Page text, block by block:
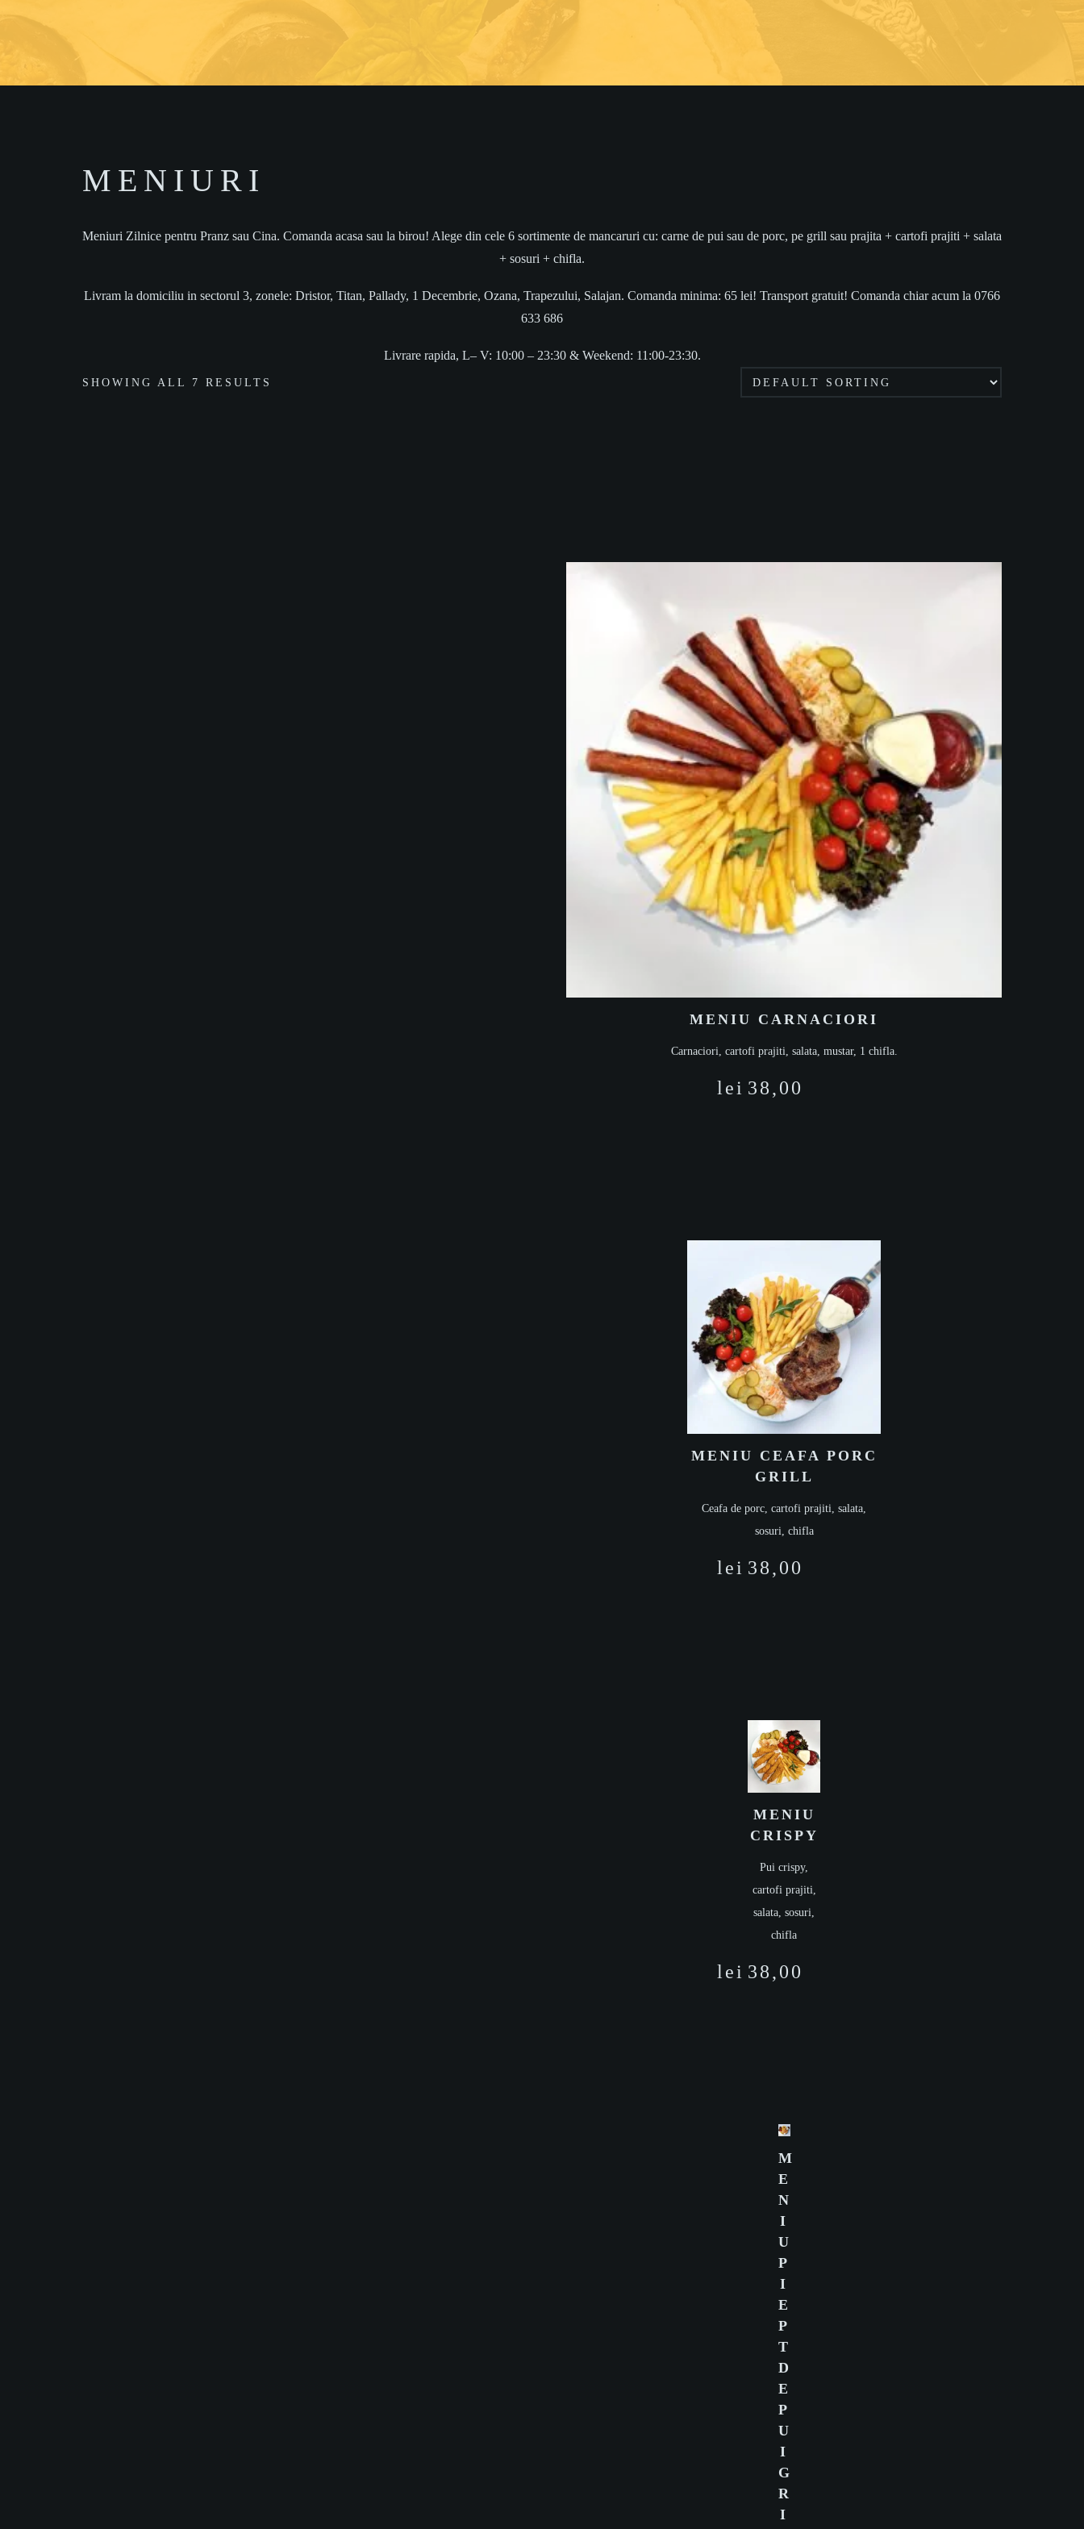
MENIURI
Meniuri Zilnice pentru Pranz sau Cina. Comanda acasa sau la birou! Alege din cele 6 sortimente de mancaruri cu: carne de pui sau de porc, pe grill sau prajita + cartofi prajiti + salata
+ sosuri + chifla.
Livram la domiciliu in sectorul 3, zonele: Dristor, Titan, Pallady, 1 Decembrie, Ozana, Trapezului, Salajan. Comanda minima: 65 lei! Transport gratuit! Comanda chiar acum la 0766
633 686
Livrare rapida, L– V: 10:00 – 23:30 & Weekend: 11:00-23:30.
SHOWING ALL 7 RESULTS
MENIU CARNACIORI
Carnaciori, cartofi prajiti, salata, mustar, 1 chifla.
lei 38,00
MENIU CEAFA PORC
GRILL
Ceafa de porc, cartofi prajiti, salata,
sosuri, chifla
lei 38,00
MENIU
CRISPY
Pui crispy,
cartofi prajiti,
salata, sosuri,
chifla
lei 38,00
M
E
N
I
U
P
I
E
P
T
D
E
P
U
I
G
R
I